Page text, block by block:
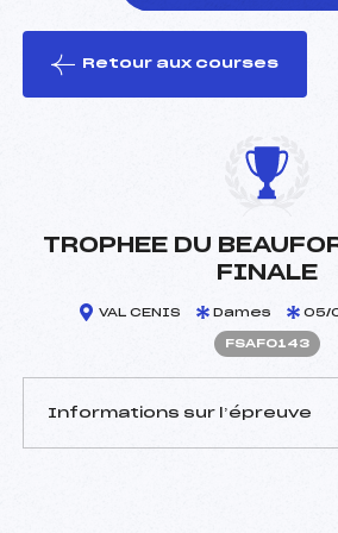
le ski
Retour aux courses
TROPHEE DU
FINALE
VAL CENIS Dames 05/
FSAF0143
Informations sur l’épreuve